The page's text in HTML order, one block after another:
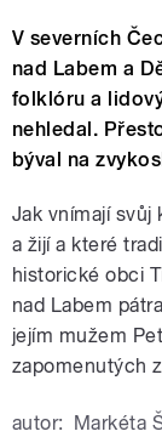
V severních
nad Labem a
folklóru a
nehledal.
býval na
Jak vnímají svůj
a žijí a které
historické obci
nad Labem
jejím mužem
zapomenutých
autor: Markéta